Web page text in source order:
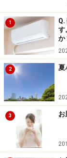
日の健康維持
クササイズや座
その1 骨盤
この姿勢での骨
です
1
す
か
2 夏
3 お